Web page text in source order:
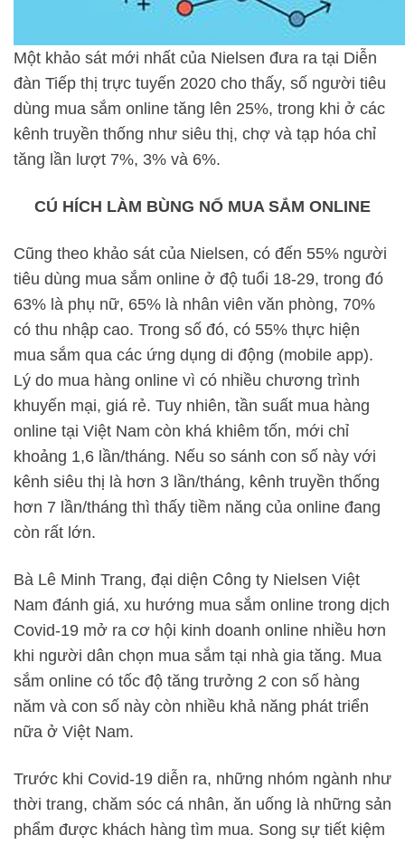
Một khảo sát mới nhất của Nielsen đưa ra tại Diễn
đàn Tiếp thị trực tuyến 2020 cho thấy, số người tiêu
dùng mua sắm online tăng lên 25%, trong khi ở các
kênh truyền thống như siêu thị, chợ và tạp hóa chỉ
tăng lần lượt 7%, 3% và 6%.
CÚ HÍCH LÀM BÙNG NỔ MUA SẮM ONLINE
Cũng theo khảo sát của Nielsen, có đến 55% người
tiêu dùng mua sắm online ở độ tuổi 18-29, trong đó
63% là phụ nữ, 65% là nhân viên văn phòng, 70%
có thu nhập cao. Trong số đó, có 55% thực hiện
mua sắm qua các ứng dụng di động (mobile app).
Lý do mua hàng online vì có nhiều chương trình
khuyến mại, giá rẻ. Tuy nhiên, tần suất mua hàng
online tại Việt Nam còn khá khiêm tốn, mới chỉ
khoảng 1,6 lần/tháng. Nếu so sánh con số này với
kênh siêu thị là hơn 3 lần/tháng, kênh truyền thống
hơn 7 lần/tháng thì thấy tiềm năng của online đang
còn rất lớn.
Bà Lê Minh Trang, đại diện Công ty Nielsen Việt
Nam đánh giá, xu hướng mua sắm online trong dịch
Covid-19 mở ra cơ hội kinh doanh online nhiều hơn
khi người dân chọn mua sắm tại nhà gia tăng. Mua
sắm online có tốc độ tăng trưởng 2 con số hàng
năm và con số này còn nhiều khả năng phát triển
nữa ở Việt Nam.
Trước khi Covid-19 diễn ra, những nhóm ngành như
thời trang, chăm sóc cá nhân, ăn uống là những sản
phẩm được khách hàng tìm mua. Song sự tiết kiệm